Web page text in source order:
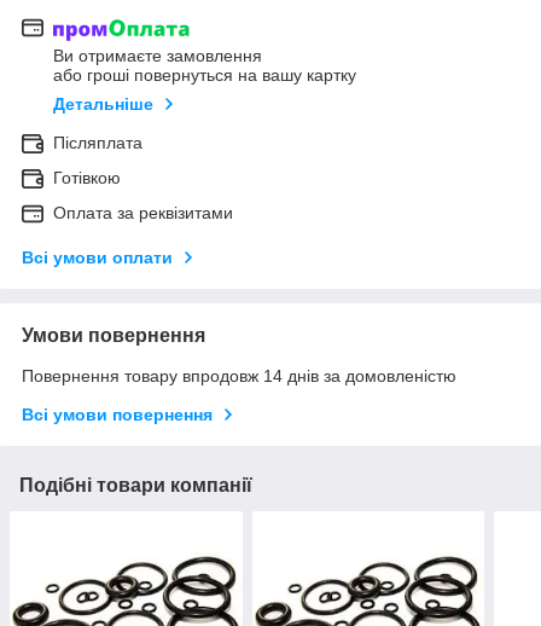
Ви отримаєте замовлення
або гроші повернуться на вашу картку
Детальніше
Післяплата
Готівкою
Оплата за реквізитами
Всі умови оплати
Умови повернення
Повернення товару впродовж 14 днів за домовленістю
Всі умови повернення
Подібні товари компанії